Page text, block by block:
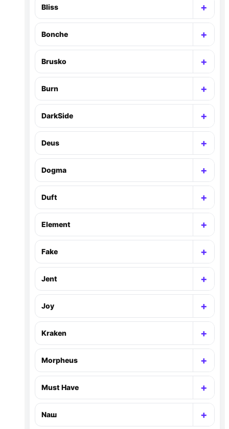
Bliss +
Bonche +
Brusko +
Burn +
DarkSide +
Deus +
Dogma +
Duft +
Element +
Fake +
Jent +
Joy +
Kraken +
Morpheus +
Must Have +
Nаш +